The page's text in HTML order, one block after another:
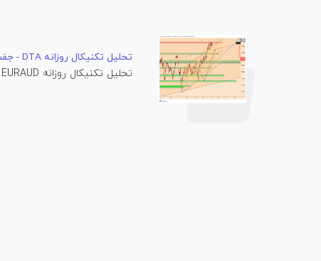
تحلیل تکنیکال روزانه DTA - جفت ارزهای فرعی
تحلیل تکنیکال روزانه EURAUD اصلاح صعودی...